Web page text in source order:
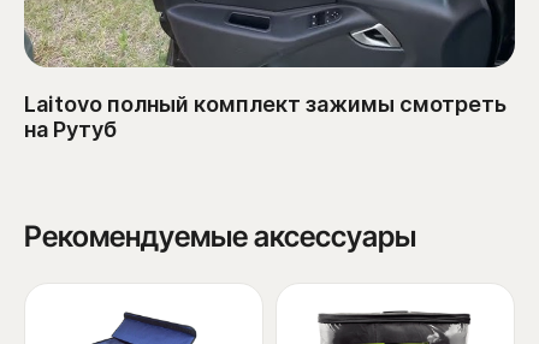
Laitovo полный комплект зажимы смотреть
на Рутуб
Рекомендуемые аксессуары